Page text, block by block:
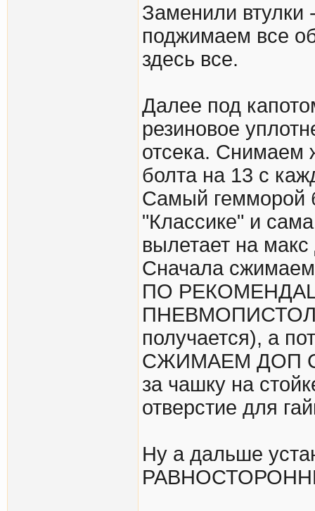
Заменили втулки
поджимаем все
здесь все.
Далее под
резиновое
отсека. Снимаем
болта на 13 с
Самый гемморой
"Классике" и
вылетает на
Сначала
ПО
получается), а
СЖИМАЕМ ДОП
за чашку на
отверстие для
Ну а дальше